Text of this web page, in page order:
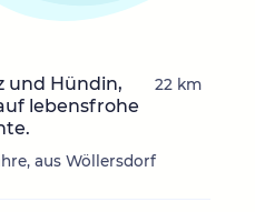
und Hündin,
lebensfrohe
aus Wöllersdorf
22 km